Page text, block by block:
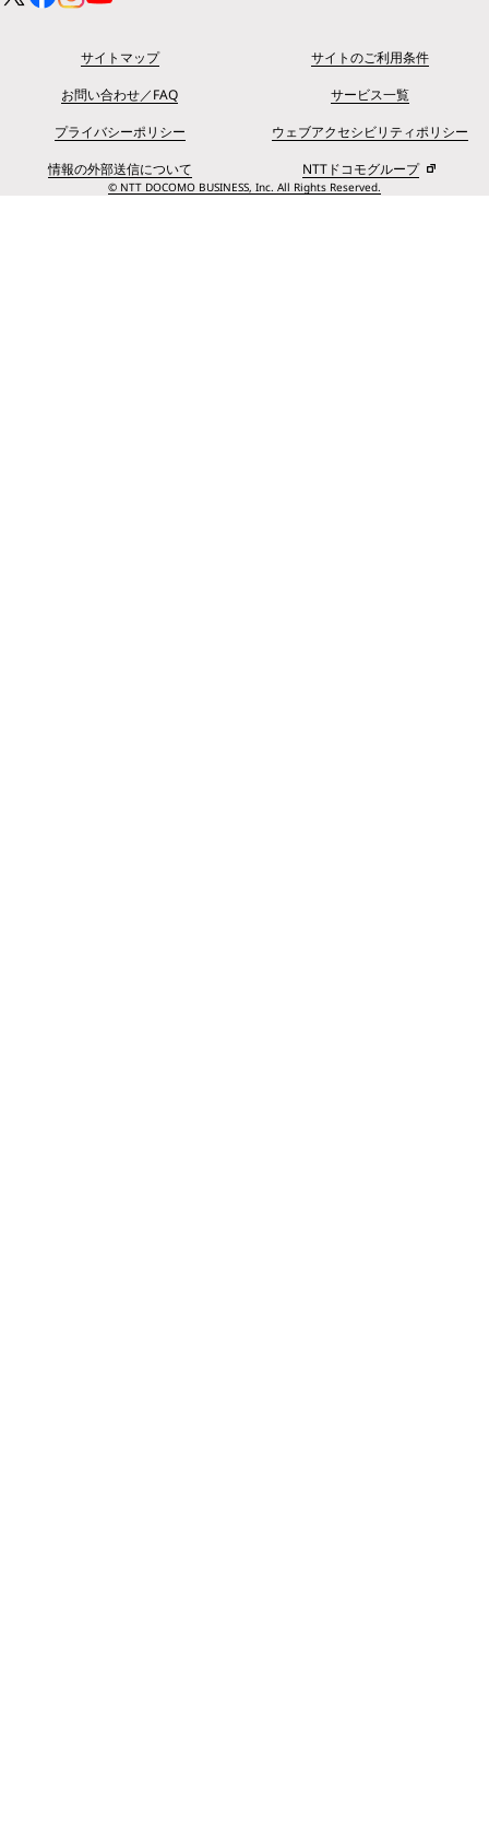
サイトマップ
サイトのご利用条件
お問い合わせ／FAQ
サービス一覧
プライバシーポリシー
ウェブアクセシビリティポリシー
情報の外部送信について
NTTドコモグループ
© NTT DOCOMO BUSINESS, Inc. All Rights Reserved.